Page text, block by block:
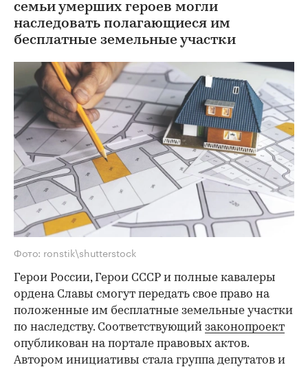
семьи умерших героев могли
наследовать полагающиеся им
бесплатные земельные участки
Фото: ronstik\shutterstock
Герои России, Герои СССР и полные кавалеры
ордена Славы смогут передать свое право на
положенные им бесплатные земельные участки
по наследству. Соответствующий законопроект
опубликован на портале правовых актов.
Автором инициативы стала группа депутатов и